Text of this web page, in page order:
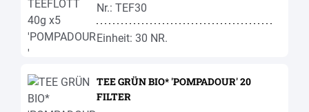
Nr.: TEF30
Einheit: 30 NR.
TEE GRÜN BIO* 'POMPADOUR' 20
FILTER